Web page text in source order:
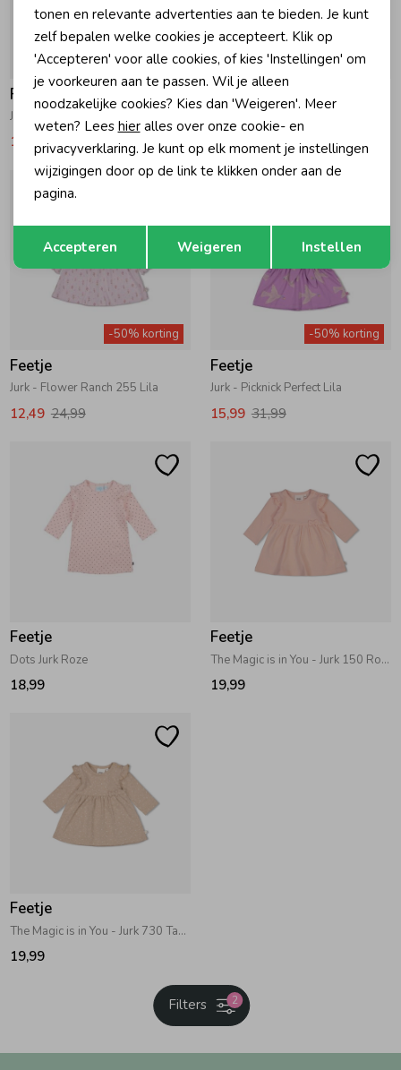
-50% korting
Feetje
12,49 24,99
-50% korting
Feetje
12,49 24,99
-50% korting
Feetje
Jurk - Flower Ranch 255 Lila
12,49 24,99
-50% korting
Feetje
Jurk - Picknick Perfect Lila
15,99 31,99
Feetje
Dots Jurk Roze
18,99
Feetje
The Magic is in You - Jurk 150 Roze
19,99
Feetje
The Magic is in You - Jurk 730 Taupe melange
19,99
2
Filters
Terug Opslaan
tonen en relevante advertenties aan te bieden. Je kunt
zelf bepalen welke cookies je accepteert. Klik op
'Accepteren' voor alle cookies, of kies 'Instellingen' om
je voorkeuren aan te passen. Wil je alleen
noodzakelijke cookies? Kies dan 'Weigeren'. Meer
weten? Lees hieralles over onze cookie- en
privacyverklaring. Je kunt op elk moment je instellingen
wijzigingen door op de link te klikken onder aan de
pagina.
Accepteren Weigeren Instellen